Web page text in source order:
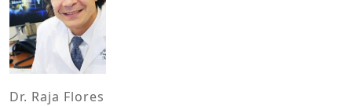
Dr. Raja Flores